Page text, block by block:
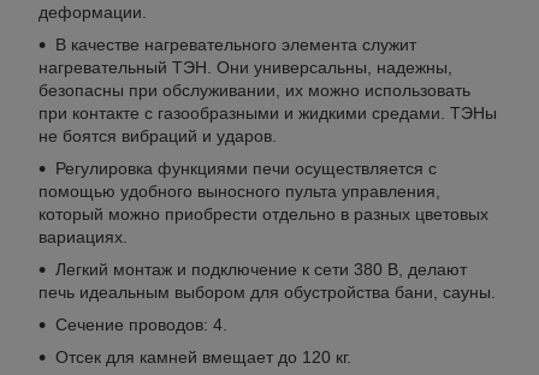
деформации.
В качестве нагревательного элемента служит
нагревательный ТЭН. Они универсальны, надежны,
безопасны при обслуживании, их можно использовать
при контакте с газообразными и жидкими средами. ТЭНы
не боятся вибраций и ударов.
Регулировка функциями печи осуществляется с
помощью удобного выносного пульта управления,
который можно приобрести отдельно в разных цветовых
вариациях.
Легкий монтаж и подключение к сети 380 В, делают
печь идеальным выбором для обустройства бани, сауны.
Сечение проводов: 4.
Отсек для камней вмещает до 120 кг.